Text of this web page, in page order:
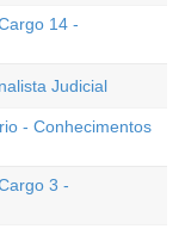
14 -
Judicial
- Conhecimentos
3 -